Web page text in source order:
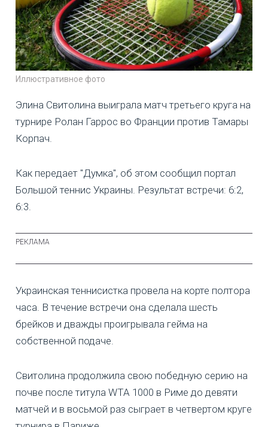
Иллюстративное фото
Элина Свитолина выиграла матч третьего круга на
турнире Ролан Гаррос во Франции против Тамары
Корпач.
Как передает "Думка", об этом сообщил портал
Большой теннис Украины. Результат встречи: 6:2,
6:3.
Украинская теннисистка провела на корте полтора
часа. В течение встречи она сделала шесть
брейков и дважды проигрывала гейма на
собственной подаче.
Свитолина продолжила свою победную серию на
почве после титула WTA 1000 в Риме до девяти
матчей и в восьмой раз сыграет в четвертом круге